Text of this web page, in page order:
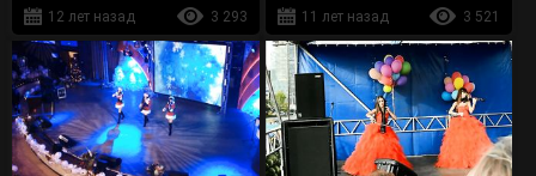
12 лет назад
3 293
11 лет назад
3 521